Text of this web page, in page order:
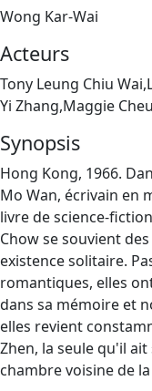
Wong Kar-Wai
Acteurs
Tony Leung Chiu
Yi Zhang,Maggie
Synopsis
Hong Kong, 1966.
Mo Wan, écrivain en
livre de science-
Chow se souvient
existence solitaire.
romantiques, elles
dans sa mémoire et
elles revient
Zhen, la seule qu'il
chambre voisine de